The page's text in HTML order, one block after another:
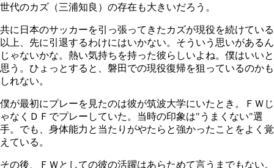
世代のカズ（三浦知良）の存在も大きいだろう。
共に日本のサッカーを引っ張ってきたカズが現役を続けている
以上、先に引退するわけにはいかない。そういう思いがあるん
じゃないかな。熱い気持ちを持った彼らしいよね。僕はいいと
思う。ひょっとすると、磐田での現役復帰を狙っているのかも
しれない。
僕が最初にプレーを見たのは彼が筑波大学にいたとき。ＦＷじ
ゃなくＤＦでプレーしていた。当時の印象は"うまくない"選
手。でも、身体能力と当たりがやたらと強かったことをよく覚
えている。
その後、ＦＷとしての彼の活躍はあらためて言うまでもない。